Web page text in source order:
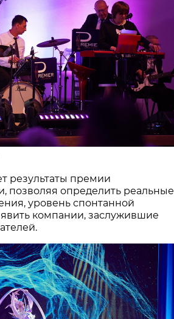
результаты премии
позволяя определить реальные
уровень спонтанной
компании, заслужившие